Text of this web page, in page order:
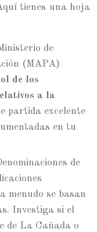
tienes una hoja
de
(MAPA)
de los
a la
partida excelente
en tu
de
menudo se basan
Investiga si el
de La Cañada o